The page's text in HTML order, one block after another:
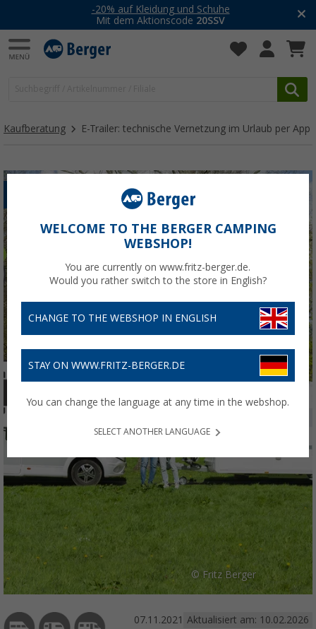
-20% auf Kleidung und Schuhe
Mit dem Aktionscode 20SSV
Kaufberatung E-Trailer: technische Vernetzung im Urlaub per App
© Fritz Berger
07.11.2021 Aktualisiert am: 10.02.2026
WELCOME TO THE BERGER CAMPING
WEBSHOP!
You are currently on www.fritz-berger.de.
Would you rather switch to the store in English?
CHANGE TO THE WEBSHOP IN ENGLISH
STAY ON WWW.FRITZ-BERGER.DE
You can change the language at any time in the webshop.
SELECT ANOTHER LANGUAGE